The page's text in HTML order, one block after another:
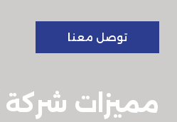
توصل معنا
مميزات شركة